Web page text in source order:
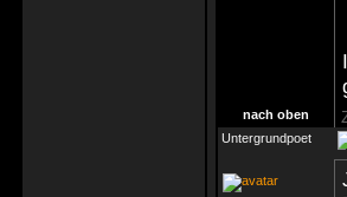
nach oben
Untergrundpoet